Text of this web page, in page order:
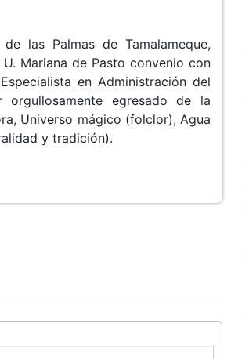
las Palmas de Tamalameque,
Mariana de Pasto convenio con
en Administración del
orgullosamente egresado de la
Universo mágico (folclor), Agua
y tradición).